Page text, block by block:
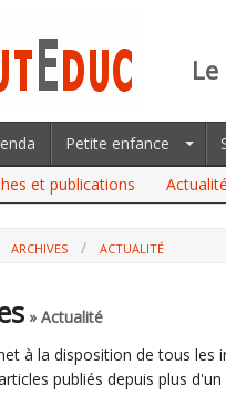
Petite enfance
et publications
ARCHIVES
ACTUALITÉ
» Actualité
à la disposition de tous les
publiés depuis plus d'un